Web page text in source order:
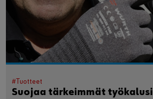
#Tuotteet
Suojaa tärkeimmät työkalusi